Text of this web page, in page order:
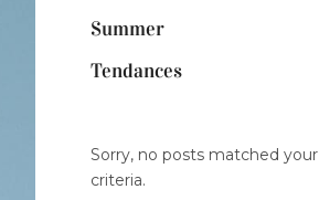
Summer
Tendances
Sorry, no posts matched your
criteria.